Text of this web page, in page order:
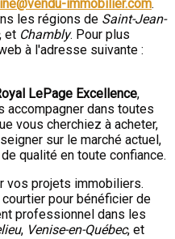
immobilier.com.
les régions de Saint-Jean-
, et Chambly. Pour plus
à l'adresse suivante :
LePage Excellence,
accompagner dans toutes
vous cherchiez à acheter,
sur le marché actuel,
qualité en toute confiance.
vos projets immobiliers.
pour bénéficier de
professionnel dans les
, Venise-en-Québec, et